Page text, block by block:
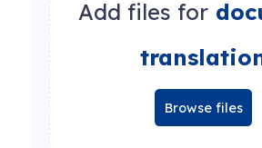
Add files for
Browse files